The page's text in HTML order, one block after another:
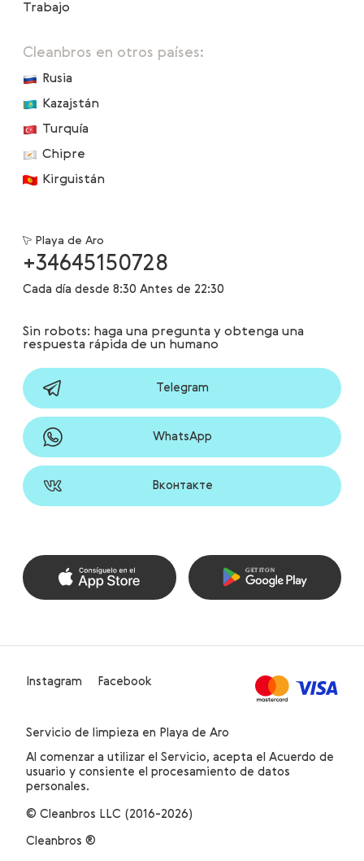
Trabajo
Sin robots: haga una pregunta y obtenga una
respuesta rápida de un humano
Telegram
WhatsApp
Вконтакте
Playa de Aro
+34645150728
Cada día desde 8:30 Antes de 22:30
Cleanbros en otros países:
Rusia
Kazajstán
Turquía
Chipre
Kirguistán
Instagram Facebook
Al comenzar a utilizar el Servicio, acepta el Acuerdo de
usuario y consiente el procesamiento de datos
personales.
© Cleanbros LLC (2016-2026)
Cleanbros ®
Servicio de limpieza en Playa de Aro